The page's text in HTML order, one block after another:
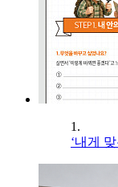
1.
‘내게